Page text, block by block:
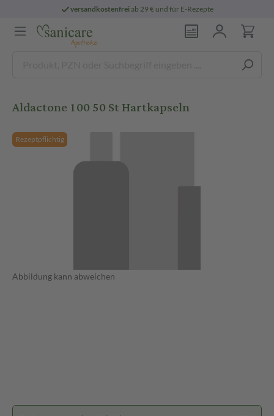
versandkostenfreiab 29 € und für E-Rezepte
Aldactone 100 50 St Hartkapseln
Rezeptpflichtig
Abbildung kann abweichen